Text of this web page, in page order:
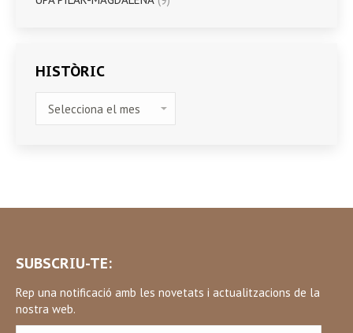
HISTÒRIC
SUBSCRIU-TE:
Rep una notificació amb les novetats i actualitzacions de la
nostra web.